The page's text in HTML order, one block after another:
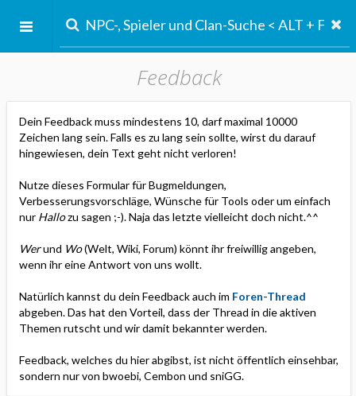
Feedback
Dein Feedback muss mindestens 10, darf maximal 10000
Zeichen lang sein. Falls es zu lang sein sollte, wirst du darauf
hingewiesen, dein Text geht nicht verloren!
Nutze dieses Formular für Bugmeldungen,
Verbesserungsvorschläge, Wünsche für Tools oder um einfach
nur Hallozu sagen ;-). Naja das letzte vielleicht doch nicht.^^
Werund Wo(Welt, Wiki, Forum) könnt ihr freiwillig angeben,
wenn ihr eine Antwort von uns wollt.
Natürlich kannst du dein Feedback auch im Foren-Thread
abgeben. Das hat den Vorteil, dass der Thread in die aktiven
Themen rutscht und wir damit bekannter werden.
Feedback, welches du hier abgibst, ist nicht öffentlich einsehbar,
sondern nur von bwoebi, Cembon und sniGG.